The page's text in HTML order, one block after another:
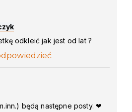
odkleić jak jest od lat ?
będą następne posty. ❤